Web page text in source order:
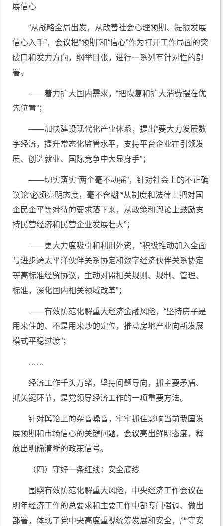
展信心
“从战略全局出发，从改善社会心理预期、提振发展
信心入手”，会议把“预期”和“信心”作为打开工作局面的突
破口和发力方向，纲举目张，进行一系列有针对性的部
署。
——着力扩大国内需求，“把恢复和扩大消费摆在优
先位置”；
——加快建设现代化产业体系，提出“要大力发展数
字经济，提升常态化监管水平，支持平台企业在引领发
展、创造就业、国际竞争中大显身手”；
——切实落实“两个毫不动摇”，针对社会上的不正确
议论“必须亮明态度，毫不含糊”“从制度和法律上把对国
企民企平等对待的要求落下来，从政策和舆论上鼓励支
持民营经济和民营企业发展壮大”；
——更大力度吸引和利用外资，“积极推动加入全面
与进步跨太平洋伙伴关系协定和数字经济伙伴关系协定
等高标准经贸协议，主动对照相关规则、规制、管理、
标准，深化国内相关领域改革”；
——有效防范化解重大经济金融风险，“坚持房子是
用来住的、不是用来炒的定位，推动房地产业向新发展
模式平稳过渡”；
……
经济工作千头万绪，坚持问题导向，抓主要矛盾、
抓关键环节，是党领导经济工作的一项重要方法。
针对舆论上的杂音噪音，牢牢抓住影响当前我国发
展预期和市场信心的关键问题，会议亮出鲜明态度，释
放出明确清晰的政策信号。
（四）守好一条红线：安全底线
围绕有效防范化解重大风险，中央经济工作会议在
明年经济工作的总要求和主要工作中都专门强调、做出
部署，体现了党中央高度重视统筹发展和安全，严守安